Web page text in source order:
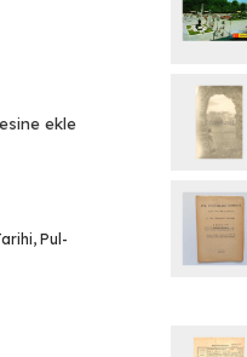
ekle
, Pul-